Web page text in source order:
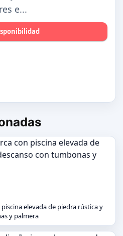
e...
elevada de piedra rústica y
y palmera